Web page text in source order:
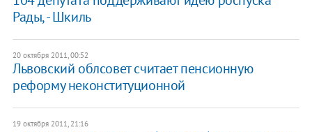
Рады, - Шкиль
20 октября 2011, 00:52
Львовский облсовет считает пенсионную
реформу неконституционной
19 октября 2011, 21:16